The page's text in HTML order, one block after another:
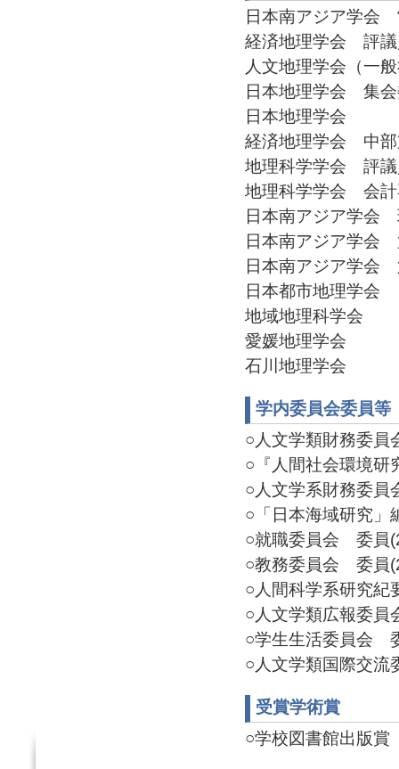
日本南アジア学会
経済地理学会 評議
人文地理学会（一
日本地理学会 集
日本地理学会
経済地理学会 中部
地理科学学会 評議
地理科学学会 会計
日本南アジア学会
日本南アジア学会
日本南アジア学会
日本都市地理学会
地域地理科学会
愛媛地理学会
石川地理学会
学内委員会委員等
○人文学類財務委
○『人間社会環境
○人文学系財務委
○「日本海域研究
○就職委員会 委員
○教務委員会 委員
○人間科学系研究
○人文学類広報委
○学生生活委員会
○人文学類国際交
受賞学術賞
○学校図書館出版賞